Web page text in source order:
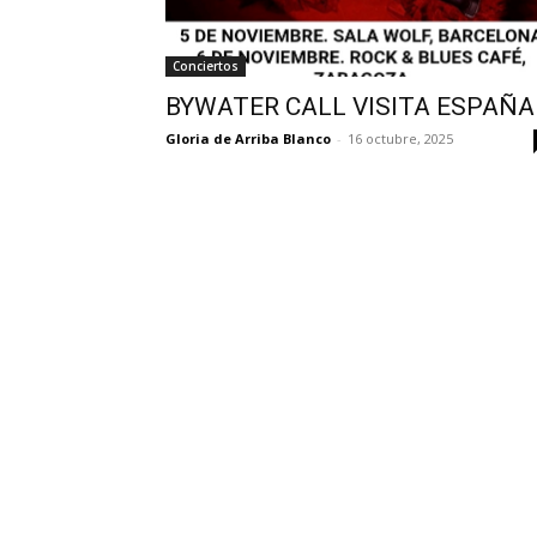
Conciertos
BYWATER CALL VISITA ESPAÑA
Gloria de Arriba Blanco - 16 octubre, 2025